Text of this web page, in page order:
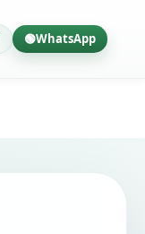
🟢WhatsApp